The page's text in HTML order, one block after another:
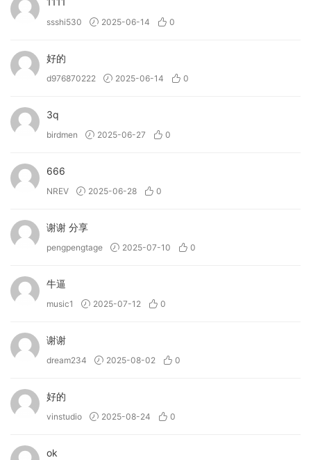
ssshi530 2025-06-14 0
好的
d976870222 2025-06-14 0
3q
birdmen 2025-06-27 0
666
NREV 2025-06-28 0
谢谢 分享
pengpengtage 2025-07-10 0
牛逼
music1 2025-07-12 0
谢谢
dream234 2025-08-02 0
好的
vinstudio 2025-08-24 0
ok